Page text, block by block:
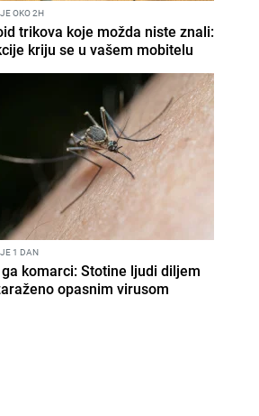
OKO 2H
trikova koje možda niste znali:
kriju se u vašem mobitelu
1 DAN
komarci: Stotine ljudi diljem
opasnim virusom